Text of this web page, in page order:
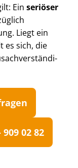
Ein seriöser
Liegt ein
es sich, die
02 82